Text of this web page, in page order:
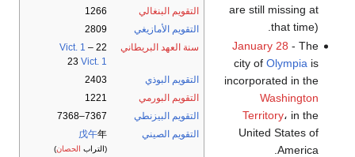
التقويم البنغالي
1266
التقويم الأمازيغي
2809
سنة العهد البريطاني
22
Vict. 1 –
23 Vict. 1
التقويم البوذي
2403
التقويم البورمي
1221
التقويم البيزنطي
7367–7368
التقويم الصيني
戊午年
(التراب الحصان)
are still missing at
that time).
January 28 - The
city of Olympia is
incorporated in the
Washington
Territory، in the
United States of
America.